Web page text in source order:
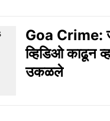
Goa Crime:
व्हिडिओ काढून
उकळले